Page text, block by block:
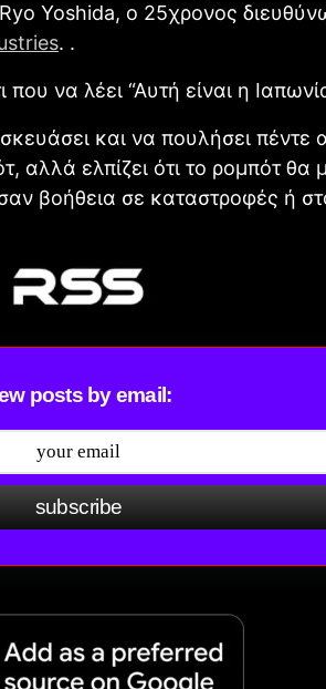
Yoshida, ο 25χρονος
. .
να λέει “Αυτή είναι η
και να πουλήσει πέντε
αλλά ελπίζει ότι το ρομπότ θα
βοήθεια σε καταστροφές ή
posts by email:
subscribe